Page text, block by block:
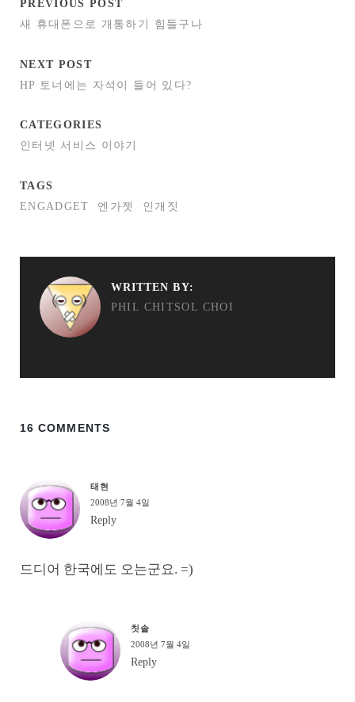
PREVIOUS POST
새 휴대폰으로 개통하기 힘들구나
NEXT POST
HP 토너에는 자석이 들어 있다?
CATEGORIES
인터넷 서비스 이야기
TAGS
ENGADGET
엔가젯 인개짓
WRITTEN BY:
PHIL CHITSOL CHOI
16 COMMENTS
태현
2008년 7월 4일
Reply
드디어 한국에도 오는군요. =)
칫솔
2008년 7월 4일
Reply